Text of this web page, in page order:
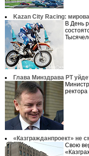
Kazan City Racing:
В День
Глава Минздрава РТ
«Казгражданпроект» не
Свою